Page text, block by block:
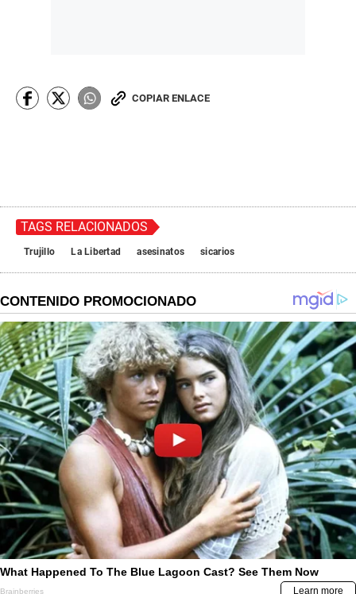
COPIAR ENLACE
TAGS RELACIONADOS
Trujillo La Libertad asesinatos sicarios